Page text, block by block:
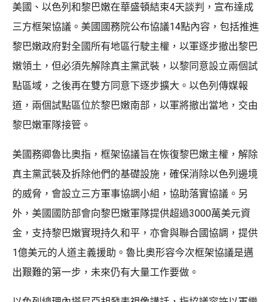
美國、以色列和黎巴嫩在華盛頓結束4天談判，宣布達成
三方框架協議。美國國務院公布協議14點內容，包括推進
黎巴嫩政府對全國所有地區行駛主權，以軍逐步撤出黎巴
嫩領土，但必須先解除真主黨武裝，以黎同意設立兩個試
點區域，之後再在雙方同意下逐步擴大。以色列傳媒報
道，兩個試點區位於黎巴嫩南部，以軍將撤出當地，交由
黎巴嫩軍隊接管。
美國務卿魯比奧指，框架協議旨在恢復黎巴嫩主權，解除
真主黨武裝及拆除他們的基礎設施，確保消除以色列邊境
的威脅，會設立三方軍事協調小組，協助落實協議。另
外，美國國防部會向黎巴嫩軍隊提供超過3000萬美元資
金，支持黎巴嫩實現持久和平，亦會與聯合國協調，提供
1億美元的人道主義援助。魯比奧形容今次框架協議是邁
出艱難的第一步，未來仍有大量工作要做。